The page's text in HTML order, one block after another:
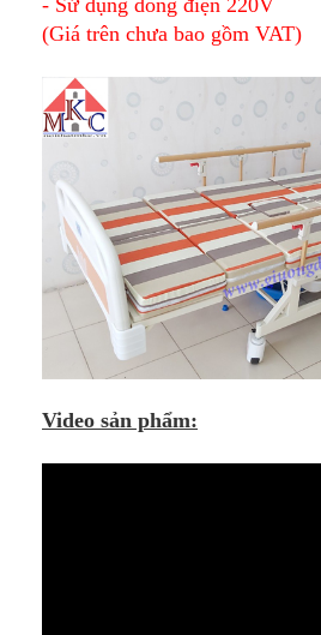
- Sử dụng dòng điện 220V
(Giá trên chưa bao gồm VAT)
Video sản phẩm: